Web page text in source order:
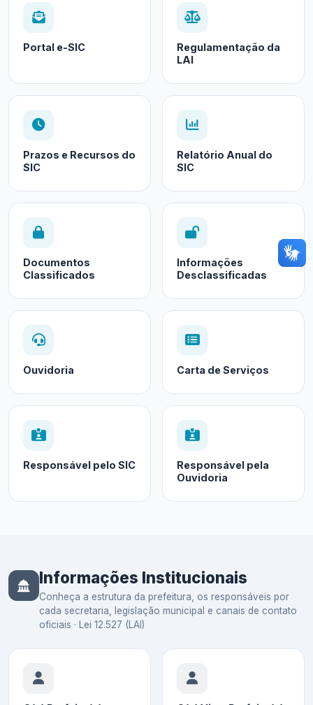
Portal e-SIC
Regulamentação da
LAI
Prazos e Recursos do
SIC
Relatório Anual do
SIC
Documentos
Classificados
Informações
Desclassificadas
Ouvidoria Carta de Serviços
Responsável pelo SIC
Responsável pela
Ouvidoria
Informações Institucionais
Conheça a estrutura da prefeitura, os responsáveis por
cada secretaria, legislação municipal e canais de contato
oficiais · Lei 12.527 (LAI)